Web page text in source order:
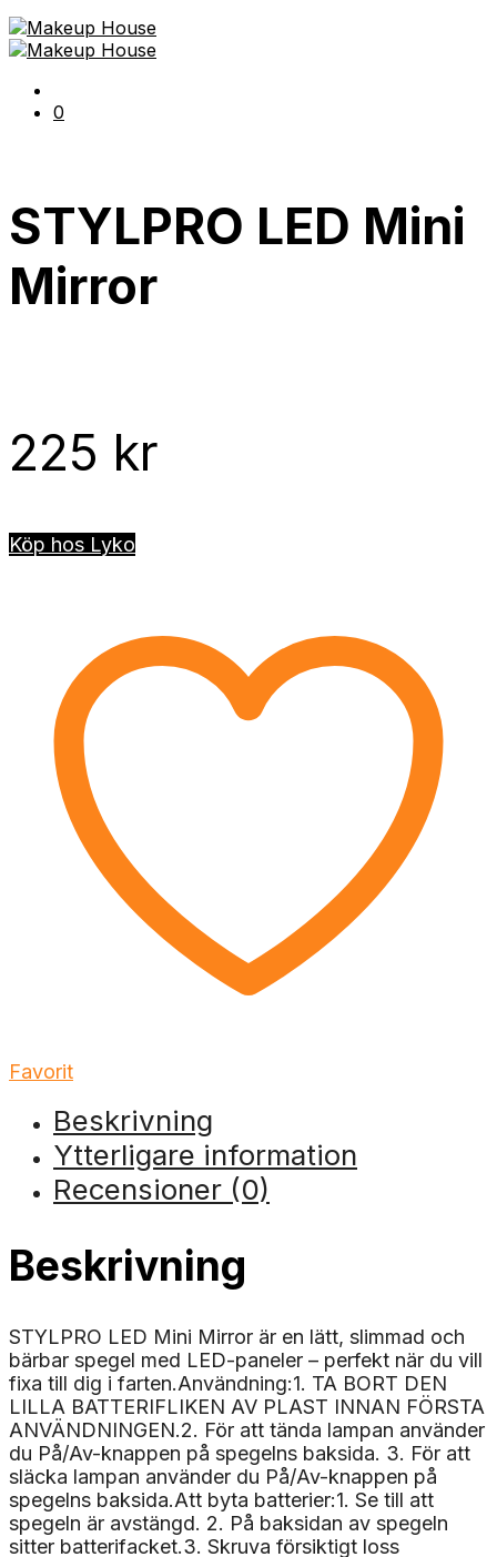
0
STYLPRO LED Mini
Mirror
225 kr
Köp hos Lyko
Favorit
Beskrivning
Ytterligare information
Recensioner (0)
Beskrivning
STYLPRO LED Mini Mirror är en lätt, slimmad och
bärbar spegel med LED-paneler – perfekt när du vill
fixa till dig i farten.Användning:1. TA BORT DEN
LILLA BATTERIFLIKEN AV PLAST INNAN FÖRSTA
ANVÄNDNINGEN.2. För att tända lampan använder
du På/Av-knappen på spegelns baksida. 3. För att
släcka lampan använder du På/Av-knappen på
spegelns baksida.Att byta batterier:1. Se till att
spegeln är avstängd. 2. På baksidan av spegeln
sitter batterifacket.3. Skruva försiktigt loss